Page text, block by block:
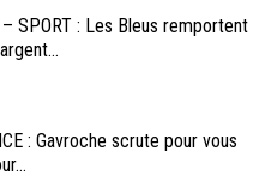
– SPORT : Les Bleus remportent
: Gavroche scrute pour vous